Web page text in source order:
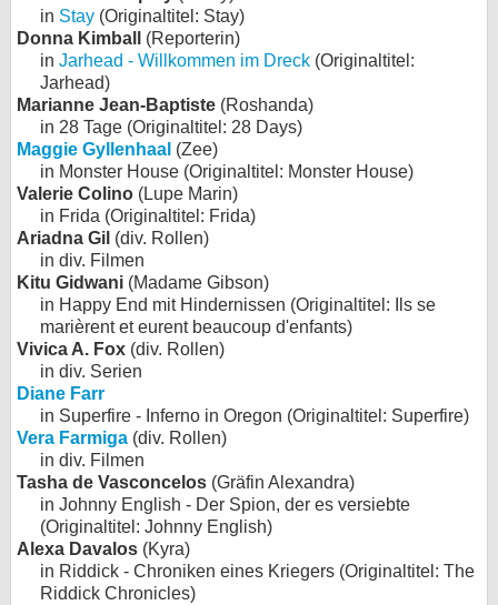
in Stay (Originaltitel: Stay)
Donna Kimball
(Reporterin)
in Jarhead - Willkommen im Dreck (Originaltitel:
Jarhead)
Marianne Jean-Baptiste (Roshanda)
in 28 Tage (Originaltitel: 28 Days)
Maggie Gyllenhaal (Zee)
in Monster House (Originaltitel: Monster House)
Valerie Colino (Lupe Marin)
in Frida (Originaltitel: Frida)
Ariadna Gil (div. Rollen)
in div. Filmen
Kitu Gidwani (Madame Gibson)
in Happy End mit Hindernissen (Originaltitel: Ils se
marièrent et eurent beaucoup d'enfants)
Vivica A. Fox (div. Rollen)
in div. Serien
Diane Farr
in Superfire - Inferno in Oregon (Originaltitel: Superfire)
Vera Farmiga (div. Rollen)
in div. Filmen
Tasha de Vasconcelos (Gräfin Alexandra)
in Johnny English - Der Spion, der es versiebte
(Originaltitel: Johnny English)
Alexa Davalos (Kyra)
in Riddick - Chroniken eines Kriegers (Originaltitel: The
Riddick Chronicles)